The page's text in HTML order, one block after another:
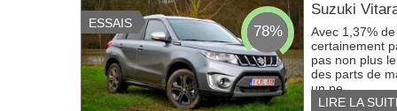
Suzuki
Avec 1,37%
certainement
pas non plus
des parts de
un pe...
LIRE LA
ESSAIS 78%